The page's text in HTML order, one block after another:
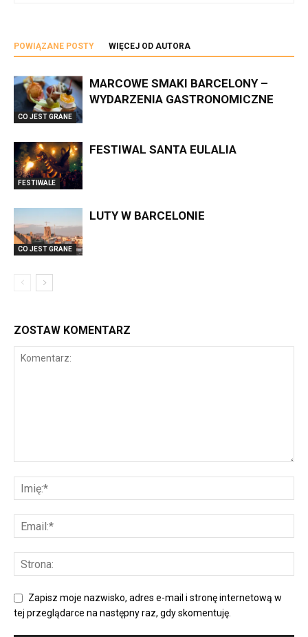
POWIĄZANE POSTY WIĘCEJ OD AUTORA
CO JEST GRANE
MARCOWE SMAKI BARCELONY –
WYDARZENIA GASTRONOMICZNE
FESTIWALE
FESTIWAL SANTA EULALIA
CO JEST GRANE
LUTY W BARCELONIE
ZOSTAW KOMENTARZ
Zapisz moje nazwisko, adres e-mail i stronę internetową w
tej przeglądarce na następny raz, gdy skomentuję.